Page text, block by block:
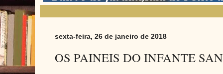
sexta-feira, 26 de janeiro de 2018
OS PAINEIS DO INFANTE